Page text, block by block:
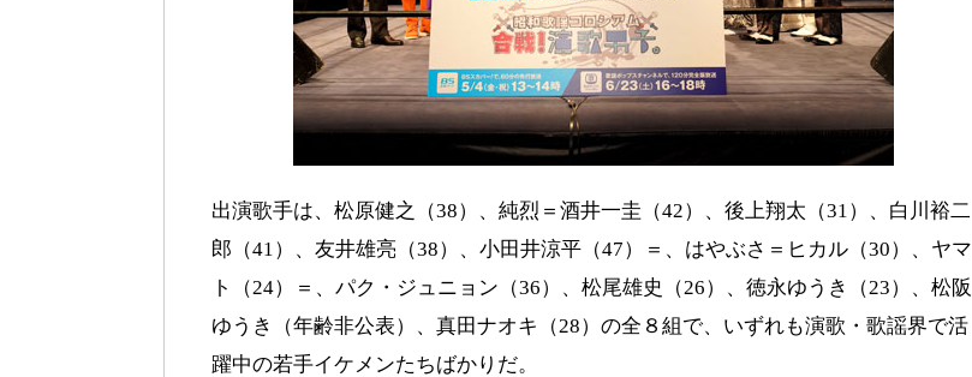
出演歌手は、松原健之（38）、純烈＝酒井一圭（42）、後上翔太（31）、白川裕二
郎（41）、友井雄亮（38）、小田井涼平（47）＝、はやぶさ＝ヒカル（30）、ヤマ
ト（24）＝、パク・ジュニョン（36）、松尾雄史（26）、徳永ゆうき（23）、松阪
ゆうき（年齢非公表）、真田ナオキ（28）の全８組で、いずれも演歌・歌謡界で活
躍中の若手イケメンたちばかりだ。